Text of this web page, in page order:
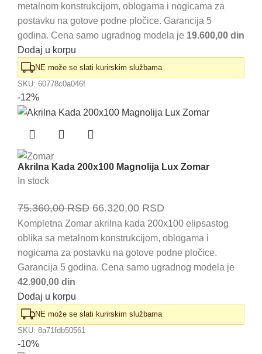
je
bila:
45.340,00 RSD.
je:
39.900,00 RSD.
metalnom konstrukcijom, oblogama i nogicama za
postavku na gotove podne pločice. Garancija 5
godina. Cena samo ugradnog modela je 19.600,00 din
Dodaj u korpu
NE može se slati kurirskim službama
SKU: 60778c0a046f
-12%
Akrilna Kada 200x100 Magnolija Lux Zomar
In stock
75.360,00RSD Originalna
cena
je
bila:
75.360,00 RSD.
66.320,00 RSD
cena
je:
66.320,00 RSD.
Kompletna Zomar akrilna kada 200x100 elipsastog
oblika sa metalnom konstrukcijom, oblogama i
nogicama za postavku na gotove podne pločice.
Garancija 5 godina. Cena samo ugradnog modela je
42.900,00 din
Dodaj u korpu
NE može se slati kurirskim službama
SKU: 8a71fdb50561
-10%